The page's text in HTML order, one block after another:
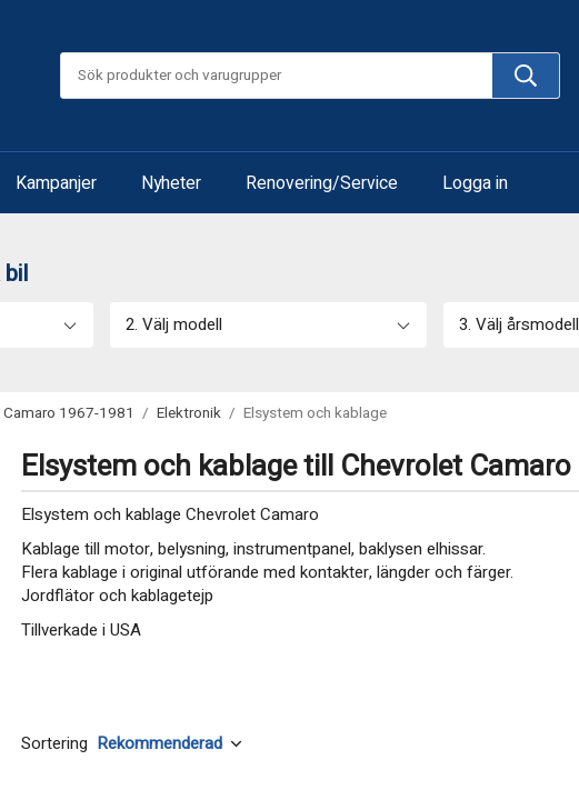
Kampanjer Nyheter Renovering/Service Logga in
2. Välj modell 3. Välj årsmodell
Camaro 1967-1981 / Elektronik / Elsystem och kablage
Elsystem och kablage till Chevrolet Camaro
Elsystem och kablage Chevrolet Camaro
Kablage till motor, belysning, instrumentpanel, baklysen elhissar.
Flera kablage i original utförande med kontakter, längder och färger.
Jordflätor och kablagetejp
Tillverkade i USA
Sortering